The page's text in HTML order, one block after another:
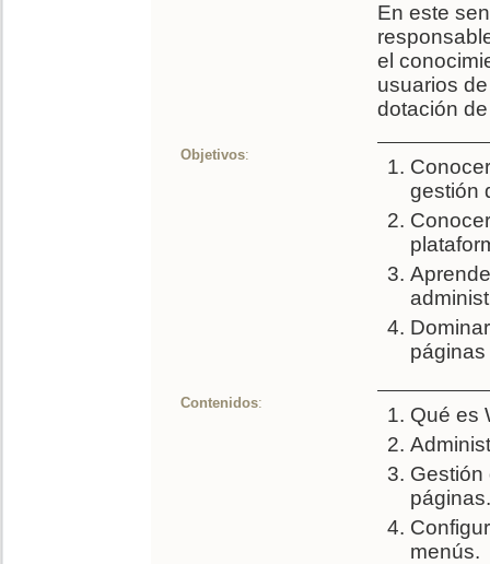
En este
el
usuarios
dotación
Objetivos:
gestión
Contenidos:
Qué es
Gestión
páginas.
menús.